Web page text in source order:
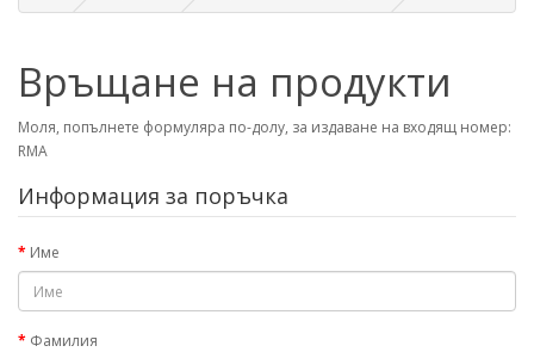
Връщане на продукти
Моля, попълнете формуляра по-долу, за издаване на входящ номер:
RMA
Информация за поръчка
Име
Фамилия